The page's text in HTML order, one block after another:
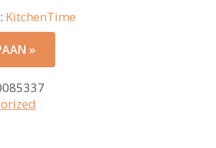
KitchenTime
»